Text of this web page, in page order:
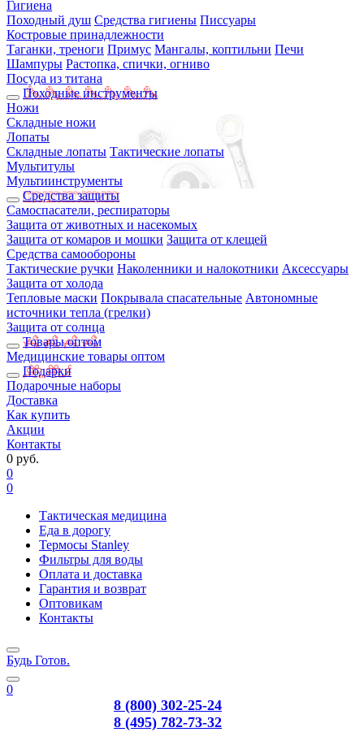
Гигиена
Походный душ Средства гигиены Писсуары
Костровые принадлежности
Таганки, треноги Примус Мангалы, коптильни Печи
Шампуры Растопка, спички, огниво
Посуда из титана
Походные инструменты
Ножи
Складные ножи
Лопаты
Складные лопаты Тактические лопаты
Мультитулы
Мультиинструменты
Средства защиты
Самоспасатели, респираторы
Защита от животных и насекомых
Защита от комаров и мошки Защита от клещей
Средства самообороны
Тактические ручки Наколенники и налокотники Аксессуары
Защита от холода
Тепловые маски Покрывала спасательные Автономные
источники тепла (грелки)
Защита от солнца
Товары оптом
Медицинские товары оптом
Подарки
Подарочные наборы
Доставка
Как купить
Акции
Контакты
0 руб.
0
0
Тактическая медицина
Еда в дорогу
Термосы Stanley
Фильтры для воды
Оплата и доставка
Гарантия и возврат
Оптовикам
Контакты
Будь Готов.
0
8 (800) 302-25-24
8 (495) 782-73-32